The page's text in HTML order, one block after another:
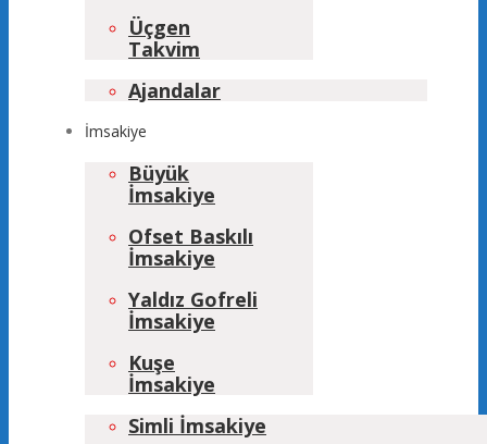
Üçgen
Takvim
Ajandalar
İmsakiye
Büyük
İmsakiye
Ofset Baskılı
İmsakiye
Yaldız Gofreli
İmsakiye
Kuşe
İmsakiye
Simli İmsakiye